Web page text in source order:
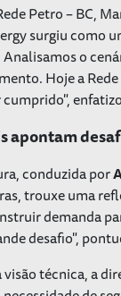
Petro – BC,
surgiu como
o
Hoje a
cumprido",
apontam
conduzida por
trouxe uma
demanda
desafio",
técnica, a